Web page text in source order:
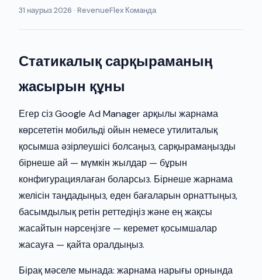
31 наурыз 2026 · RevenueFlex Команда
Статикалық сарқыраманың
жасырын құны
Егер сіз Google Ad Manager арқылы жарнама
көрсететін мобильді ойын немесе утилиталық
қосымша әзірлеушісі болсаңыз, сарқырамаңызды
бірнеше ай — мүмкін жылдар — бұрын
конфигурациялаған боларсыз. Бірнеше жарнама
желісін таңдадыңыз, еден бағаларын орнаттыңыз,
басымдылық ретін реттедіңіз және ең жақсы
жасайтын нәрсеңізге — керемет қосымшалар
жасауға — қайта оралдыңыз.
Бірақ мәселе мынада: жарнама нарығы орнында